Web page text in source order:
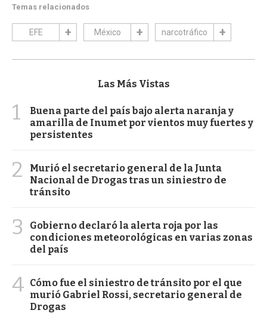
Temas relacionados
EFE México narcotráfico
Las Más Vistas
1
Buena parte del país bajo alerta naranja y
amarilla de Inumet por vientos muy fuertes y
persistentes
2
Murió el secretario general de la Junta
Nacional de Drogas tras un siniestro de
tránsito
3
Gobierno declaró la alerta roja por las
condiciones meteorológicas en varias zonas
del país
4 Cómo fue el siniestro de tránsito por el que
murió Gabriel Rossi, secretario general de
Drogas